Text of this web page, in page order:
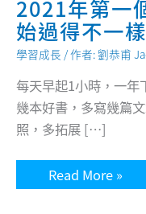
2021年第一
始過得不一樣
學習成長 / 作者:劉恭甫
每天早起1小時，一年
幾本好書，多寫幾篇
照，多拓展 […]
2021
年
Read More »